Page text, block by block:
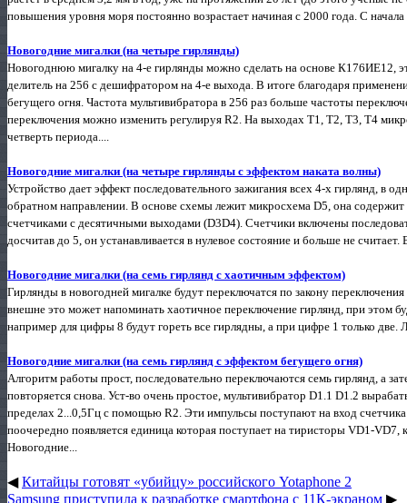
повышения уровня моря постоянно возрастает начиная с 2000 года. С
Новогодние мигалки (на четыре гирлянды)
Новогоднюю мигалку на 4-е гирлянды можно сделать на основе К176ИЕ12,
делитель на 256 с дешифратором на 4-е выхода. В итоге благодаря
бегущего огня. Частота мультивибратора в 256 раз больше частоты
переключения можно изменить регулируя R2. На выходах Т1, Т2, Т3, Т4
четверть периода....
Новогодние мигалки (на четыре гирлянды с эффектом наката волны)
Устройство дает эффект последовательного зажигания всех 4-х гирлянд, в
обратном направлении. В основе схемы лежит микросхема D5, она
счетчиками с десятичными выходами (D3D4). Счетчики включены
досчитав до 5, он устанавливается в нулевое состояние и больше не
Новогодние мигалки (на семь гирлянд с хаотичным эффектом)
Гирлянды в новогодней мигалке будут переключатся по закону
внешне это может напоминать хаотичное переключение гирлянд, при этом
например для цифры 8 будут гореть все гирлядны, а при цифре 1 только
Новогодние мигалки (на семь гирлянд с эффектом бегущего огня)
Алгоритм работы прост, последовательно переключаются семь гирлянд, а
повторяется снова. Уст-во очень простое, мультивибратор D1.1 D1.2
пределах 2...0,5Гц с помощью R2. Эти импульсы поступают на вход
поочередно появляется единица которая поступает на тиристоры VD1-
Новогодние...
◀Китайцы готовят «убийцу» российского Yotaphone 2
Samsung приступила к разработке смартфона с 11К-экраном ▶